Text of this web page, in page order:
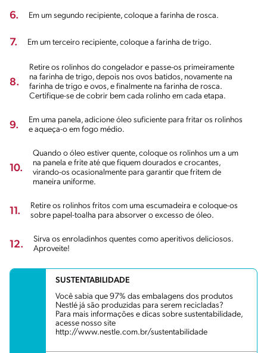
6. Em um segundo recipiente, coloque a farinha de rosca.
7. Em um terceiro recipiente, coloque a farinha de trigo.
8.
Retire os rolinhos do congelador e passe-os primeiramente
na farinha de trigo, depois nos ovos batidos, novamente na
farinha de trigo e ovos, e finalmente na farinha de rosca.
Certifique-se de cobrir bem cada rolinho em cada etapa.
9.
Em uma panela, adicione óleo suficiente para fritar os rolinhos
e aqueça-o em fogo médio.
10.
Quando o óleo estiver quente, coloque os rolinhos um a um
na panela e frite até que fiquem dourados e crocantes,
virando-os ocasionalmente para garantir que fritem de
maneira uniforme.
11.
Retire os rolinhos fritos com uma escumadeira e coloque-os
sobre papel-toalha para absorver o excesso de óleo.
12.
Sirva os enroladinhos quentes como aperitivos deliciosos.
Aproveite!
SUSTENTABILIDADE
Você sabia que 97% das embalagens dos produtos
Nestlé já são produzidas para serem recicladas?
Para mais informações e dicas sobre sustentabilidade,
acesse nosso site
http://www.nestle.com.br/sustentabilidade